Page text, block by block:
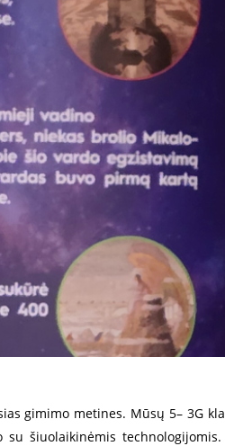
gimimo metines. Mūsų 5– 3G
šiuolaikinėmis